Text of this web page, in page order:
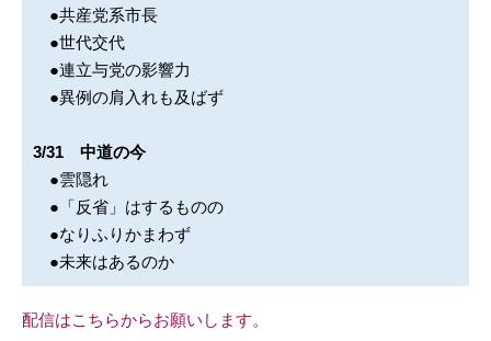
●共産党系市長
●世代交代
●連立与党の影響力
●異例の肩入れも及ばず
3/31 中道の今
●雲隠れ
●「反省」はするものの
●なりふりかまわず
●未来はあるのか
配信はこちらからお願いします。